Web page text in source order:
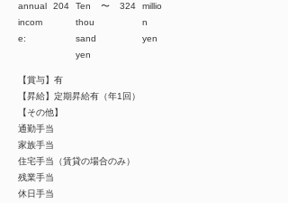
annual
incom
e:
204
Ten
thou
sand
yen
​〜 324
millio
n
yen
【賞与】有
【昇給】定期昇給有（年1回）
【その他】
通勤手当
家族手当
住宅手当（賃貸の場合のみ）
残業手当
休日手当